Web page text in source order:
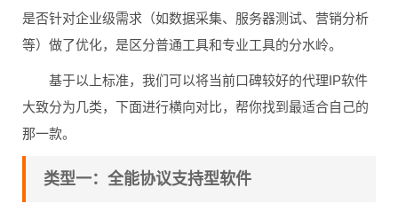
是否针对企业级需求（如数据采集、服务器测试、营销分析
等）做了优化，是区分普通工具和专业工具的分水岭。
基于以上标准，我们可以将当前口碑较好的代理IP软件
大致分为几类，下面进行横向对比，帮你找到最适合自己的
那一款。
类型一：全能协议支持型软件